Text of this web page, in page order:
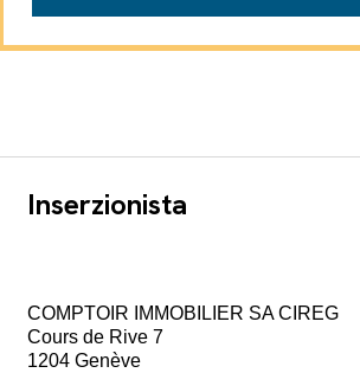
Inserzionista
COMPTOIR IMMOBILIER SA CIREG
Cours de Rive 7
1204 Genève